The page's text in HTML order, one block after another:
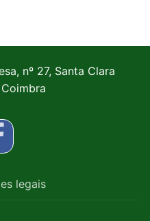
nº 27, Santa Clara
legais